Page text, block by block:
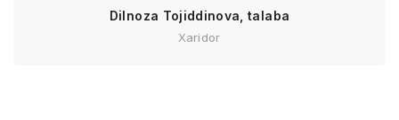
Dilnoza Tojiddinova, talaba
Xaridor